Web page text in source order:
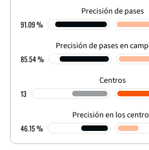
Precisión de pases
91.09 %
Precisión de pases en
85.54 %
Centros
13
Precisión en los
46.15 %